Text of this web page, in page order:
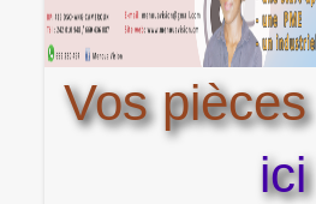
Vos pièces
ici